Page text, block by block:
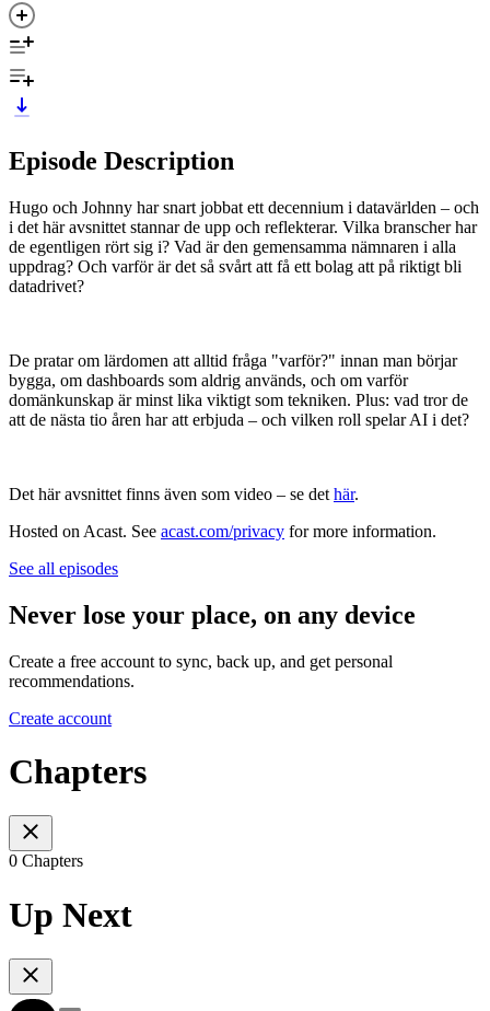
Episode Description
Hugo och Johnny har snart jobbat ett decennium i datavärlden – och
i det här avsnittet stannar de upp och reflekterar. Vilka branscher har
de egentligen rört sig i? Vad är den gemensamma nämnaren i alla
uppdrag? Och varför är det så svårt att få ett bolag att på riktigt bli
datadrivet?
De pratar om lärdomen att alltid fråga "varför?" innan man börjar
bygga, om dashboards som aldrig används, och om varför
domänkunskap är minst lika viktigt som tekniken. Plus: vad tror de
att de nästa tio åren har att erbjuda – och vilken roll spelar AI i det?
Det här avsnittet finns även som video – se det här.
Hosted on Acast. See acast.com/privacy for more information.
See all episodes
Never lose your place, on any device
Create a free account to sync, back up, and get personal
recommendations.
Create account
Chapters
0 Chapters
Up Next